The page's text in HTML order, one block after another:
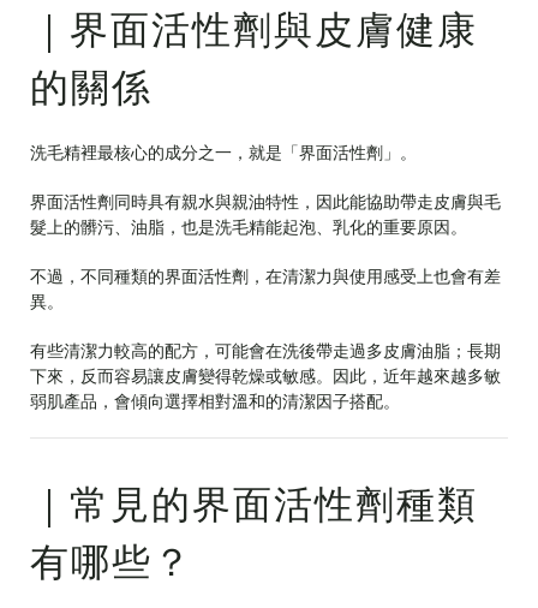
｜界面活性劑與皮膚健康
的關係
洗毛精裡最核心的成分之一，就是「界面活性劑」。
界面活性劑同時具有親水與親油特性，因此能協助帶走皮膚與毛
髮上的髒污、油脂，也是洗毛精能起泡、乳化的重要原因。
不過，不同種類的界面活性劑，在清潔力與使用感受上也會有差
異。
有些清潔力較高的配方，可能會在洗後帶走過多皮膚油脂；長期
下來，反而容易讓皮膚變得乾燥或敏感。因此，近年越來越多敏
弱肌產品，會傾向選擇相對溫和的清潔因子搭配。
｜常見的界面活性劑種類
有哪些？